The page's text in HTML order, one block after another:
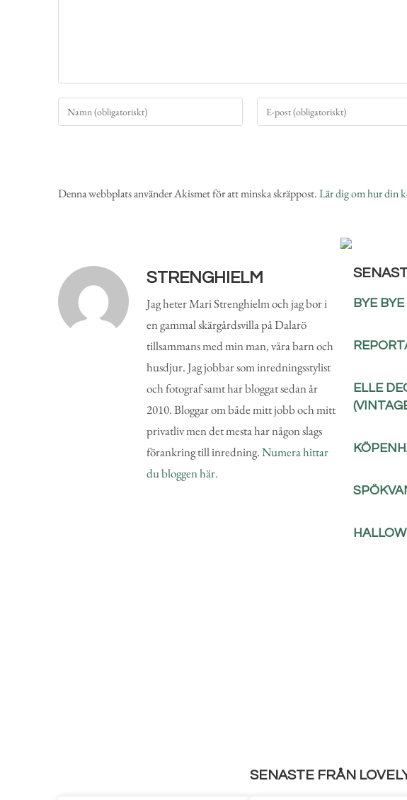
Denna webbplats använder Akismet för att minska skräppost.Lär dig om hur din
STRENGHIELM
Jag heter Mari Strenghielm och jag bor i
en gammal skärgårdsvilla på Dalarö
tillsammans med min man, våra barn och
husdjur. Jag jobbar som inredningsstylist
och fotograf samt har bloggat sedan år
2010. Bloggar om både mitt jobb och mitt
privatliv men det mesta har någon slags
förankring till inredning.Numera hittar
du bloggen här.
BYE
ELLE
SENASTE FRÅN